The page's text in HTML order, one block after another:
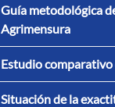
Guía metodológica
Agrimensura
Estudio comparativo
Situación de la